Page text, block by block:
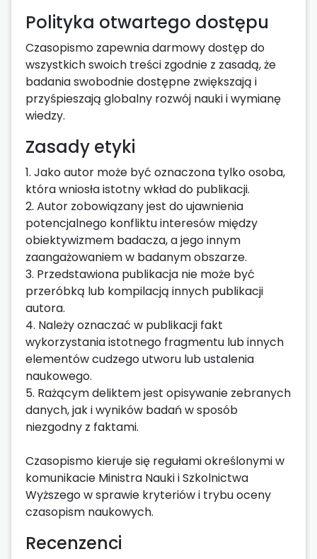
Polityka otwartego dostępu
Czasopismo zapewnia darmowy dostęp do
wszystkich swoich treści zgodnie z zasadą, że
badania swobodnie dostępne zwiększają i
przyśpieszają globalny rozwój nauki i wymianę
wiedzy.
Zasady etyki
1. Jako autor może być oznaczona tylko osoba,
która wniosła istotny wkład do publikacji.
2. Autor zobowiązany jest do ujawnienia
potencjalnego konfliktu interesów między
obiektywizmem badacza, a jego innym
zaangażowaniem w badanym obszarze.
3. Przedstawiona publikacja nie może być
przeróbką lub kompilacją innych publikacji
autora.
4. Należy oznaczać w publikacji fakt
wykorzystania istotnego fragmentu lub innych
elementów cudzego utworu lub ustalenia
naukowego.
5. Rażącym deliktem jest opisywanie zebranych
danych, jak i wyników badań w sposób
niezgodny z faktami.
Czasopismo kieruje się regułami określonymi w
komunikacie Ministra Nauki i Szkolnictwa
Wyższego w sprawie kryteriów i trybu oceny
czasopism naukowych.
Recenzenci